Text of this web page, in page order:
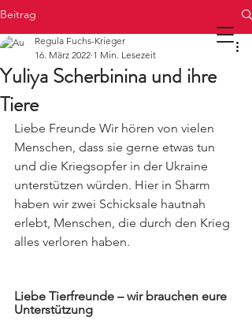
Beitrag
Yuliya Scherbinina und ihre
Tiere
Regula Fuchs-Krieger
16. März 2022 1 Min. Lesezeit
Liebe Freunde Wir hören von vielen
Menschen, dass sie gerne etwas tun
und die Kriegsopfer in der Ukraine
unterstützen würden. Hier in Sharm
haben wir zwei Schicksale hautnah
erlebt, Menschen, die durch den Krieg
alles verloren haben.
Liebe Tierfreunde – wir brauchen eure
Unterstützung